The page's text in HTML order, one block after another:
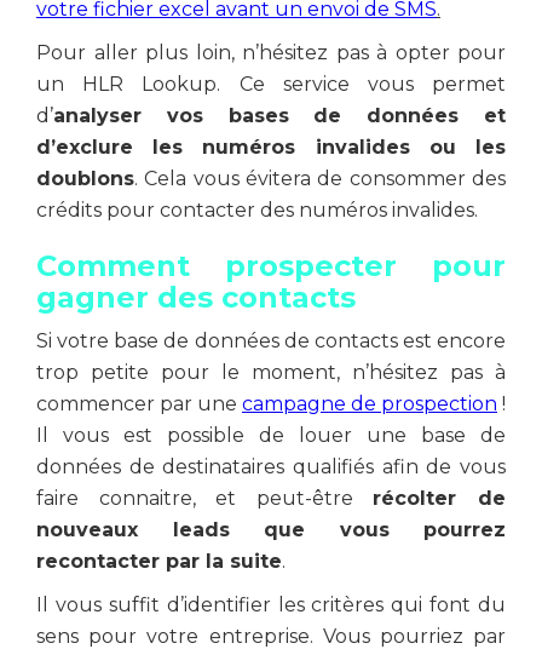
votre fichier excel avant un envoi de SMS.
Pour aller plus loin, n’hésitez pas à opter pour
un HLR Lookup. Ce service vous permet
d’analyser vos bases de données et
d’exclure les numéros invalides ou les
doublons. Cela vous évitera de consommer des
crédits pour contacter des numéros invalides.
Comment prospecter pour
gagner des contacts
Si votre base de données de contacts est encore
trop petite pour le moment, n’hésitez pas à
commencer par une campagne de prospection !
Il vous est possible de louer une base de
données de destinataires qualifiés afin de vous
faire connaitre, et peut-être récolter de
nouveaux leads que vous pourrez
recontacter par la suite.
Il vous suffit d’identifier les critères qui font du
sens pour votre entreprise. Vous pourriez par